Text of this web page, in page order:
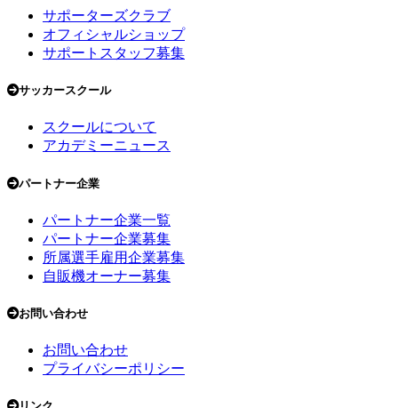
サポーターズクラブ
オフィシャルショップ
サポートスタッフ募集
サッカースクール
スクールについて
アカデミーニュース
パートナー企業
パートナー企業一覧
パートナー企業募集
所属選手雇用企業募集
自販機オーナー募集
お問い合わせ
お問い合わせ
プライバシーポリシー